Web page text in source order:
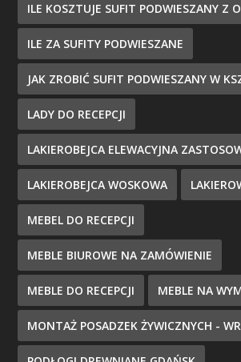
ILE KOSZTUJE SUFIT PODWIESZANY Z
ILE ZA SUFITY PODWIESZANE
JAK ZROBIĆ SUFIT PODWIESZANY W
LADY DO RECEPCJI
LAKIEROBEJCA ELEWACYJNA
LAKIEROBEJCA WOSKOWA
MEBEL DO RECEPCJI
MEBLE BIUROWE NA ZAMÓWIENIE
MEBLE DO RECEPCJI MEBLE NA
MONTAŻ POSADZEK ŻYWICZNYCH -